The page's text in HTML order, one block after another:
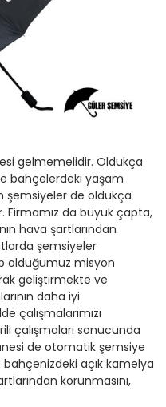
gelmemelidir. Oldukça
bahçelerdeki yaşam
şemsiyeler de oldukça
Firmamız da büyük çapta,
hava şartlarından
şemsiyeler
olduğumuz misyon
geliştirmekte ve
daha iyi
çalışmalarımızı
çalışmaları sonucunda
de otomatik şemsiye
açık kamelya
korunmasını,